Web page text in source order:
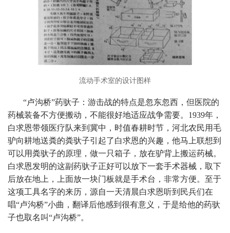
流动手术室的设计图样
“卢沟桥”药驮子：游击战的特点是忽东忽西，但医院的
药械装备不方便搬动，不能很好地适应战争需要。1939年，
白求恩带领医疗队来到冀中，时值春耕时节，河北农民用毛
驴向耕地送粪的粪驮子引起了白求恩的兴趣，他马上联想到
可以用粪驮子的原理，做一只箱子，放在驴背上搬运药械。
白求恩发明的这副药驮子正好可以放下一套手术器械，取下
后放在地上，上面放一块门板就是手术台，非常方便。至于
这项工具名字的来历，源自一天清晨白求恩听到民兵们在
唱“卢沟桥”小曲，翻译后他感到很有意义，于是给他的药驮
子也取名叫“卢沟桥”。